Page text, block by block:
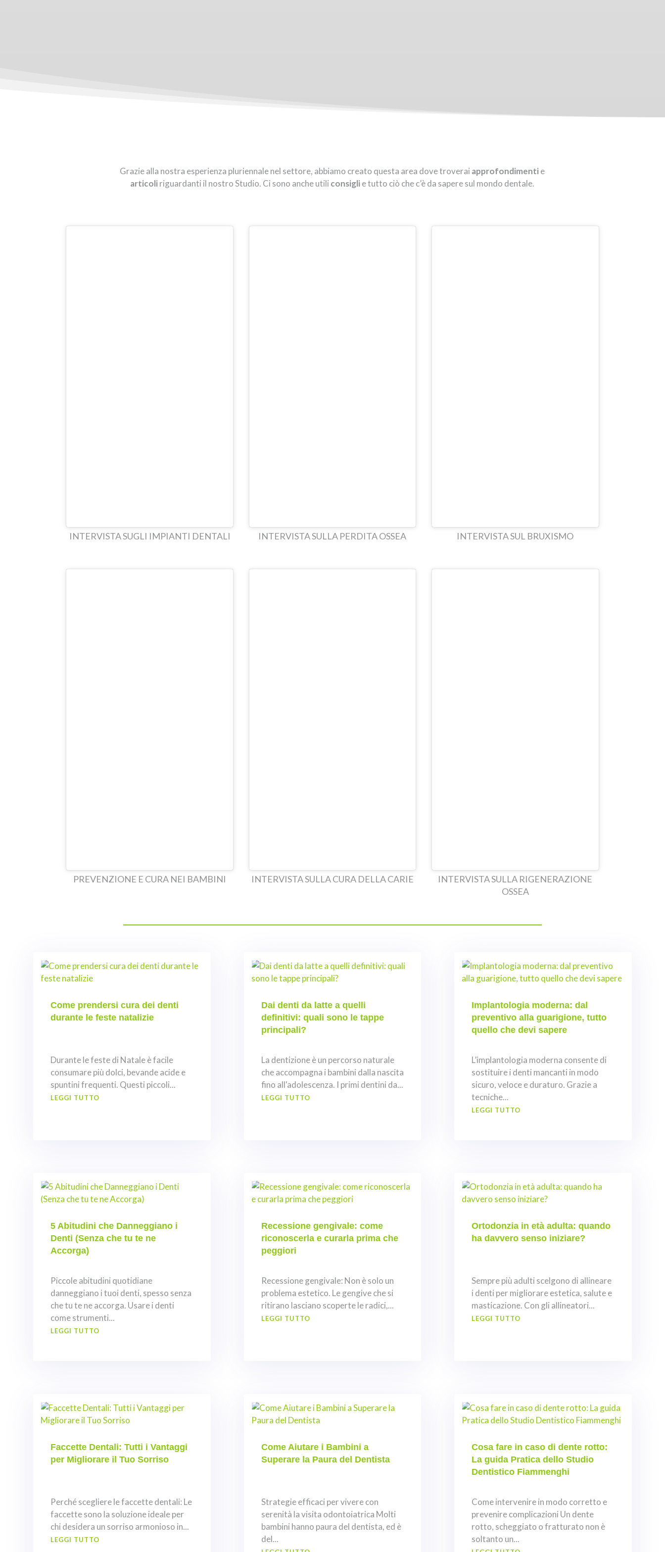
Grazie alla nostra esperienza pluriennale nel settore, abbiamo creato questa area dove troverai approfondimenti e
articoli riguardanti il nostro Studio. Ci sono anche utili consigli e tutto ciò che c’è da sapere sul mondo dentale.
INTERVISTA SUGLI IMPIANTI DENTALI INTERVISTA SULLA PERDITA OSSEA INTERVISTA SUL BRUXISMO
PREVENZIONE E CURA NEI BAMBINI INTERVISTA SULLA CURA DELLA CARIE
INTERVISTA SULLA RIGENERAZIONE
OSSEA
Come prendersi cura dei denti
durante le feste natalizie
Durante le feste di Natale è facile
consumare più dolci, bevande acide e
spuntini frequenti. Questi piccoli...
LEGGI TUTTO
5 Abitudini che Danneggiano i
Denti (Senza che tu te ne
Accorga)
Piccole abitudini quotidiane
danneggiano i tuoi denti, spesso senza
che tu te ne accorga. Usare i denti
come strumenti...
LEGGI TUTTO
Faccette Dentali: Tutti i Vantaggi
per Migliorare il Tuo Sorriso
Perché scegliere le faccette dentali: Le
faccette sono la soluzione ideale per
chi desidera un sorriso armonioso in...
LEGGI TUTTO
Dai denti da latte a quelli
definitivi: quali sono le tappe
principali?
La dentizione è un percorso naturale
che accompagna i bambini dalla nascita
fino all'adolescenza. I primi dentini da...
LEGGI TUTTO
Recessione gengivale: come
riconoscerla e curarla prima che
peggiori
Recessione gengivale: Non è solo un
problema estetico. Le gengive che si
ritirano lasciano scoperte le radici,...
LEGGI TUTTO
Come Aiutare i Bambini a
Superare la Paura del Dentista
Strategie efficaci per vivere con
serenità la visita odontoiatrica Molti
bambini hanno paura del dentista, ed è
del...
Implantologia moderna: dal
preventivo alla guarigione, tutto
quello che devi sapere
L’implantologia moderna consente di
sostituire i denti mancanti in modo
sicuro, veloce e duraturo. Grazie a
tecniche...
LEGGI TUTTO
Ortodonzia in età adulta: quando
ha davvero senso iniziare?
Sempre più adulti scelgono di allineare
i denti per migliorare estetica, salute e
masticazione. Con gli allineatori...
LEGGI TUTTO
Cosa fare in caso di dente rotto:
La guida Pratica dello Studio
Dentistico Fiammenghi
Come intervenire in modo corretto e
prevenire complicazioni Un dente
rotto, scheggiato o fratturato non è
soltanto un...